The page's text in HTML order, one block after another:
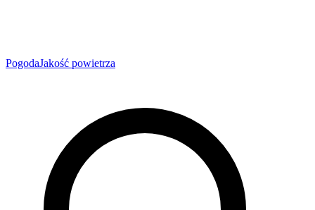
PogodaJakość powietrza